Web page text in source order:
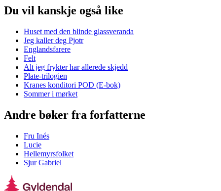
Du vil kanskje også like
Huset med den blinde glassveranda
Jeg kaller deg Pjotr
Englandsfarere
Felt
Alt jeg frykter har allerede skjedd
Plate-trilogien
Kranes konditori POD (E-bok)
Sommer i mørket
Andre bøker fra forfatterne
Fru Inés
Lucie
Hellemyrsfolket
Sjur Gabriel